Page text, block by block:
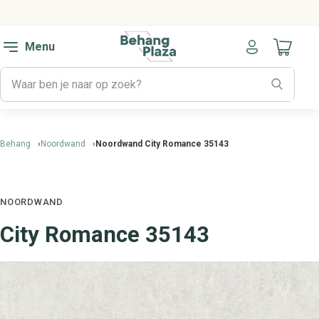
Menu
Naar
Behang Noordwand Noordwand City Romance 35143
NOORDWAND
City Romance 35143